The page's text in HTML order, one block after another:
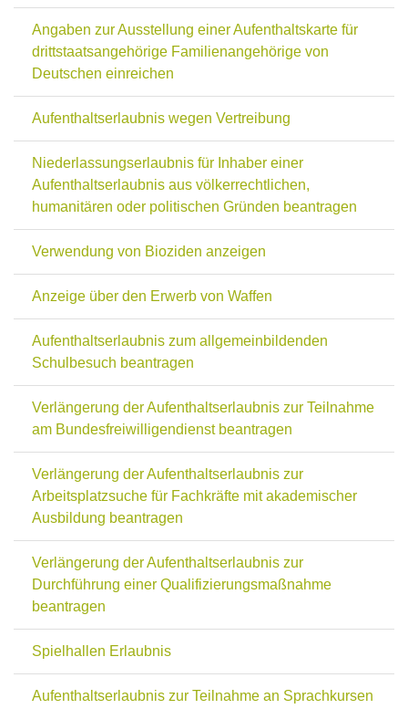
Angaben zur Ausstellung einer Aufenthaltskarte für
drittstaatsangehörige Familienangehörige von
Deutschen einreichen
Aufenthaltserlaubnis wegen Vertreibung
Niederlassungserlaubnis für Inhaber einer
Aufenthaltserlaubnis aus völkerrechtlichen,
humanitären oder politischen Gründen beantragen
Verwendung von Bioziden anzeigen
Anzeige über den Erwerb von Waffen
Aufenthaltserlaubnis zum allgemeinbildenden
Schulbesuch beantragen
Verlängerung der Aufenthaltserlaubnis zur Teilnahme
am Bundesfreiwilligendienst beantragen
Verlängerung der Aufenthaltserlaubnis zur
Arbeitsplatzsuche für Fachkräfte mit akademischer
Ausbildung beantragen
Verlängerung der Aufenthaltserlaubnis zur
Durchführung einer Qualifizierungsmaßnahme
beantragen
Spielhallen Erlaubnis
Aufenthaltserlaubnis zur Teilnahme an Sprachkursen